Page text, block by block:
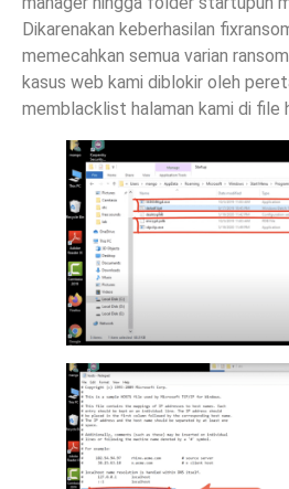
Dikarenakan keberhasilan
memecahkan semua varian
kasus web kami diblokir oleh
memblacklist halaman kami di file